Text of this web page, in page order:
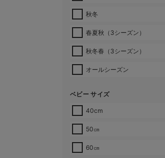
秋冬
春夏秋（3シーズン）
秋冬春（3シーズン）
オールシーズン
ベビー サイズ
40cm
50㎝
60㎝